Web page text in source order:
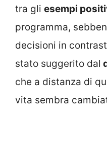
tra gli esempi
programma,
decisioni in
stato suggerito dal
che a distanza di
vita sembra